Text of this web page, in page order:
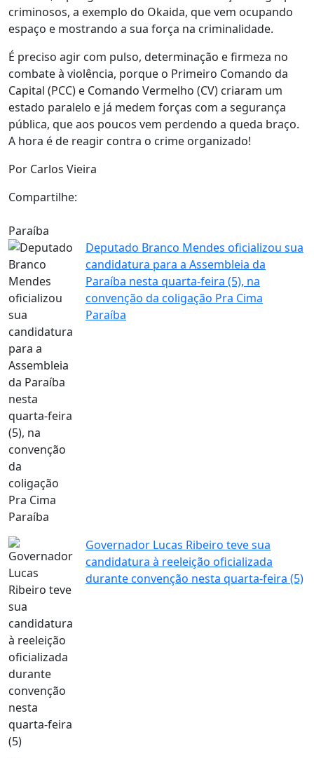
criminosos, a exemplo do Okaida, que vem ocupando
espaço e mostrando a sua força na criminalidade.
É preciso agir com pulso, determinação e firmeza no
combate à violência, porque o Primeiro Comando da
Capital (PCC) e Comando Vermelho (CV) criaram um
estado paralelo e já medem forças com a segurança
pública, que aos poucos vem perdendo a queda braço.
A hora é de reagir contra o crime organizado!
Por Carlos Vieira
Compartilhe:
Paraíba
Deputado Branco Mendes oficializou sua
candidatura para a Assembleia da
Paraíba nesta quarta-feira (5), na
convenção da coligação Pra Cima
Paraíba
Governador Lucas Ribeiro teve sua
candidatura à reeleição oficializada
durante convenção nesta quarta-feira (5)